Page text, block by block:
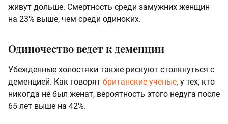
живут дольше. Смертность среди замужних женщин
на 23% выше, чем среди одиноких.
Одиночество ведет к деменции
Убежденные холостяки также рискуют столкнуться с
деменцией. Как говорят британские ученые, у тех, кто
никогда не был женат, вероятность этого недуга после
65 лет выше на 42%.